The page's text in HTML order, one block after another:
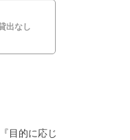
出なし
目的に応じ